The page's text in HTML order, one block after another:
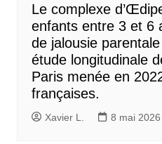
Le complexe
enfants entre 3 et 6
de jalousie
étude longitudinale
Paris menée en
françaises.
Xavier L. 8 mai 2026